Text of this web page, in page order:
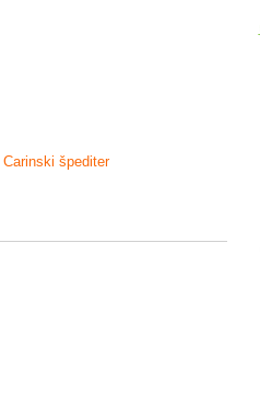
Carinski špediter